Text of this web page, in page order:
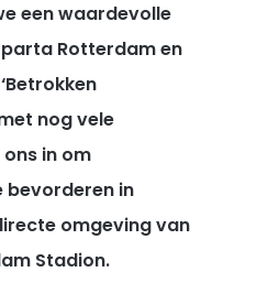
een waardevolle
Rotterdam en
nog vele
in om
bevorderen in
omgeving van
Stadion.